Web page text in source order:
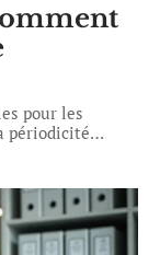
pour les
périodicité…